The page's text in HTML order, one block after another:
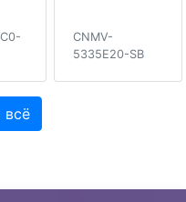
CNMV-
5335E20-SB
всё